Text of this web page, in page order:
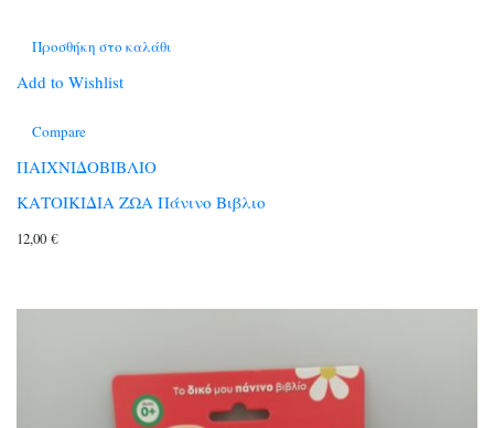
Προσθήκη στο καλάθι
Add to Wishlist
Compare
ΠΑΙΧΝΙΔΟΒΙΒΛΙΟ
ΚΑΤΟΙΚΙΔΙΑ ΖΩΑ Πάνινο Βιβλιο
12,00 €